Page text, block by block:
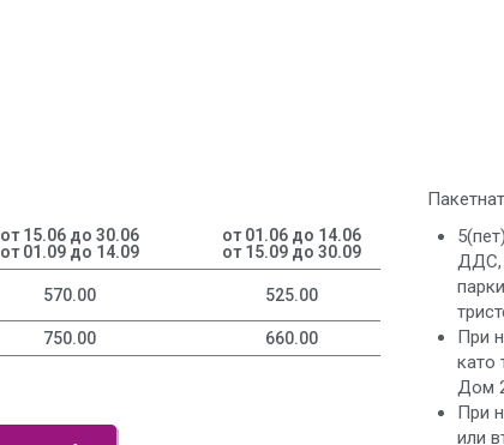
от 15.06 до 30.06
от 01.09 до 14.09
от 01.06 до 14.06
от 15.09 до 30.09
570.00 525.00
750.00 660.00
ДДС,
При
като
Дом
При
или